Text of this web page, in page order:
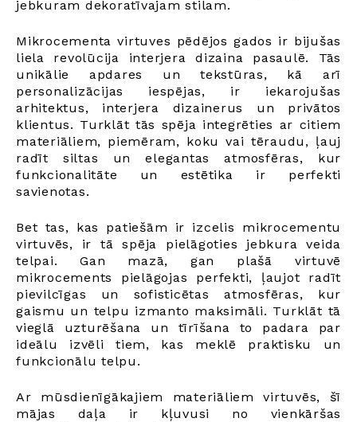
jebkuram dekoratīvajam stilam.
Mikrocementa virtuves pēdējos gados ir bijušas
liela revolūcija interjera dizaina pasaulē. Tās
unikālie apdares un tekstūras, kā arī
personalizācijas iespējas, ir iekarojušas
arhitektus, interjera dizainerus un privātos
klientus. Turklāt tās spēja integrēties ar citiem
materiāliem, piemēram, koku vai tēraudu, ļauj
radīt siltas un elegantas atmosfēras, kur
funkcionalitāte un estētika ir perfekti
savienotas.
Bet tas, kas patiešām ir izcelis mikrocementu
virtuvēs, ir tā spēja pielāgoties jebkura veida
telpai. Gan mazā, gan plašā virtuvē
mikrocements pielāgojas perfekti, ļaujot radīt
pievilcīgas un sofisticētas atmosfēras, kur
gaismu un telpu izmanto maksimāli. Turklāt tā
vieglā uzturēšana un tīrīšana to padara par
ideālu izvēli tiem, kas meklē praktisku un
funkcionālu telpu.
Ar mūsdienīgākajiem materiāliem virtuvēs, šī
mājas daļa ir kļuvusi no vienkāršas